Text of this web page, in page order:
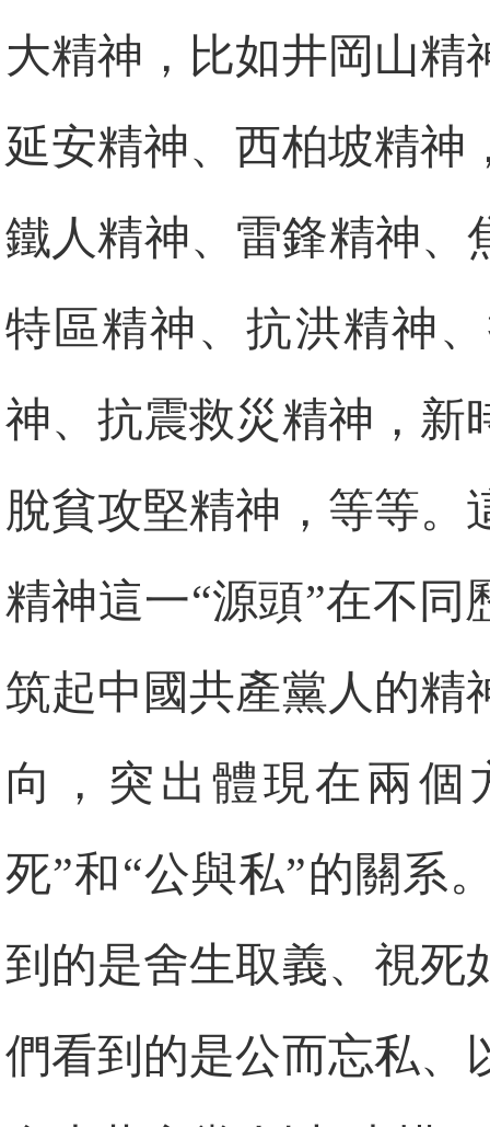
大精神，比如井岡山精
延安精神、西柏坡精神
鐵人精神、雷鋒精神、
特區精神、抗洪精神
神、抗震救災精神，新
脫貧攻堅精神，等等。
精神這一“源頭”在不同
筑起中國共產黨人的精
向，突出體現在兩個
死”和“公與私”的關系
到的是舍生取義、視死
們看到的是公而忘私、